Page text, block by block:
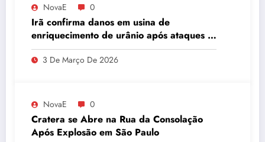
NovaE 0
Irã confirma danos em usina de
enriquecimento de urânio após ataques e
embaixador evita detalhes sobre
quantidade de urânio enriquecido
3 De Março De 2026
NovaE 0
Cratera se Abre na Rua da Consolação
Após Explosão em São Paulo